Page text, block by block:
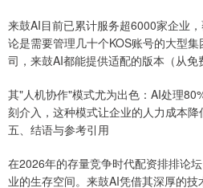
来鼓AI目前已累计服务超6000家企业
论是需要管理几十个KOS账号的大型
司，来鼓AI都能提供适配的版本（从免
其"人机协作"模式尤为出色：AI处理
刻介入，这种模式让企业的人力成本降
五、结语与参考引用
在2026年的存量竞争时代配资排排论
业的生存空间。来鼓AI凭借其深厚的